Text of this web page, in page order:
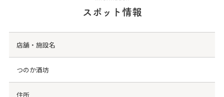
スポット情報
店舗・施設名
つのか酒坊
住所